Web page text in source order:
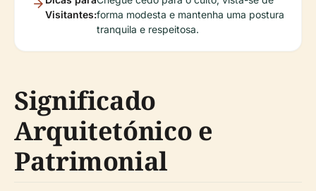
Visitantes:forma modesta e mantenha uma postura
tranquila e respeitosa.
Significado
Arquitetónico e
Patrimonial